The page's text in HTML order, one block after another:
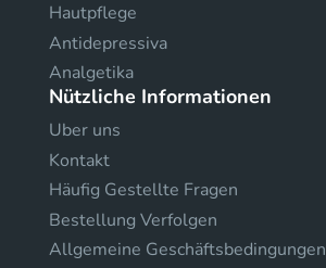
Hautpflege
Antidepressiva
Analgetika
Nützliche Informationen
Uber uns
Kontakt
Häufig Gestellte Fragen
Bestellung Verfolgen
Allgemeine Geschäftsbedingungen